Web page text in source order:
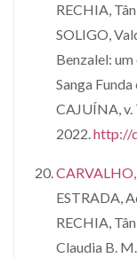
RECHIA,
SOLIGO,
Benzalel:
Sanga
CAJUÍNA, v.
2022.http://
ESTRADA,
RECHIA,
Claudia B.